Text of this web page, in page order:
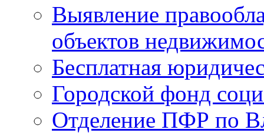
Выявление
объектов
Бесплатная
Городской фонд
Отделение ПФР по